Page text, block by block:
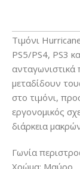
Τιμόνι
PS5/PS4, PS3
ανταγωνιστικά
μεταδίδουν
στο τιμόνι,
εργονομικός
διάρκεια
Γωνία
Χρώμα: Μαύρο